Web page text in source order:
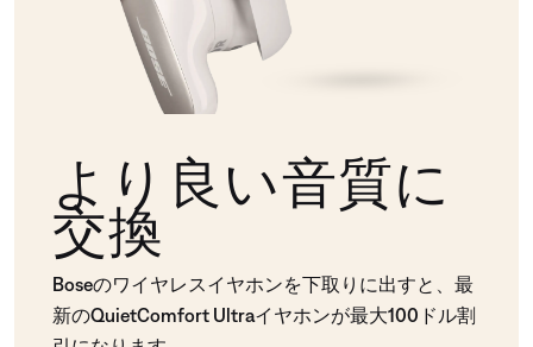
より良い音質に
交換
Boseのワイヤレスイヤホンを下取りに出すと、最
新のQuietComfort Ultraイヤホンが最大100ドル割